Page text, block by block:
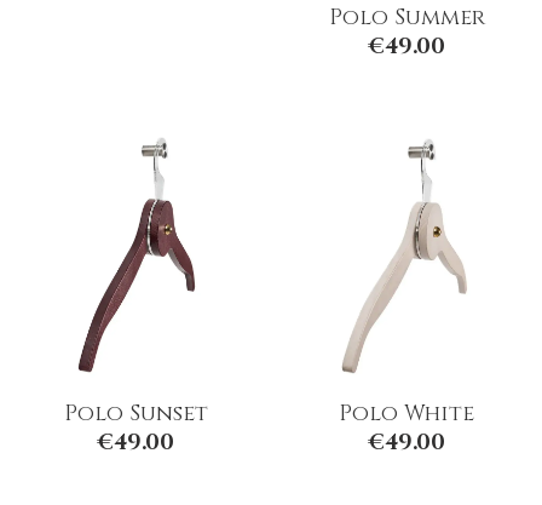
Polo Summer
€49.00
Polo Sunset
€49.00
Polo White
€49.00